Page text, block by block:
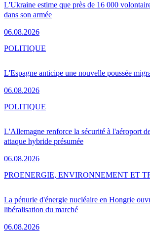
L'Ukraine estime que près de 16 000
dans son armée
06.08.2026
L'Espagne anticipe une nouvelle poussée
06.08.2026
POLITIQUE
L'Allemagne renforce la sécurité à l'aéroport
attaque hybride présumée
06.08.2026
POLITIQUE
La pénurie d'énergie nucléaire en Hongrie
libéralisation du marché
06.08.2026
PROENERGIE, ENVIRONNEMENT ET